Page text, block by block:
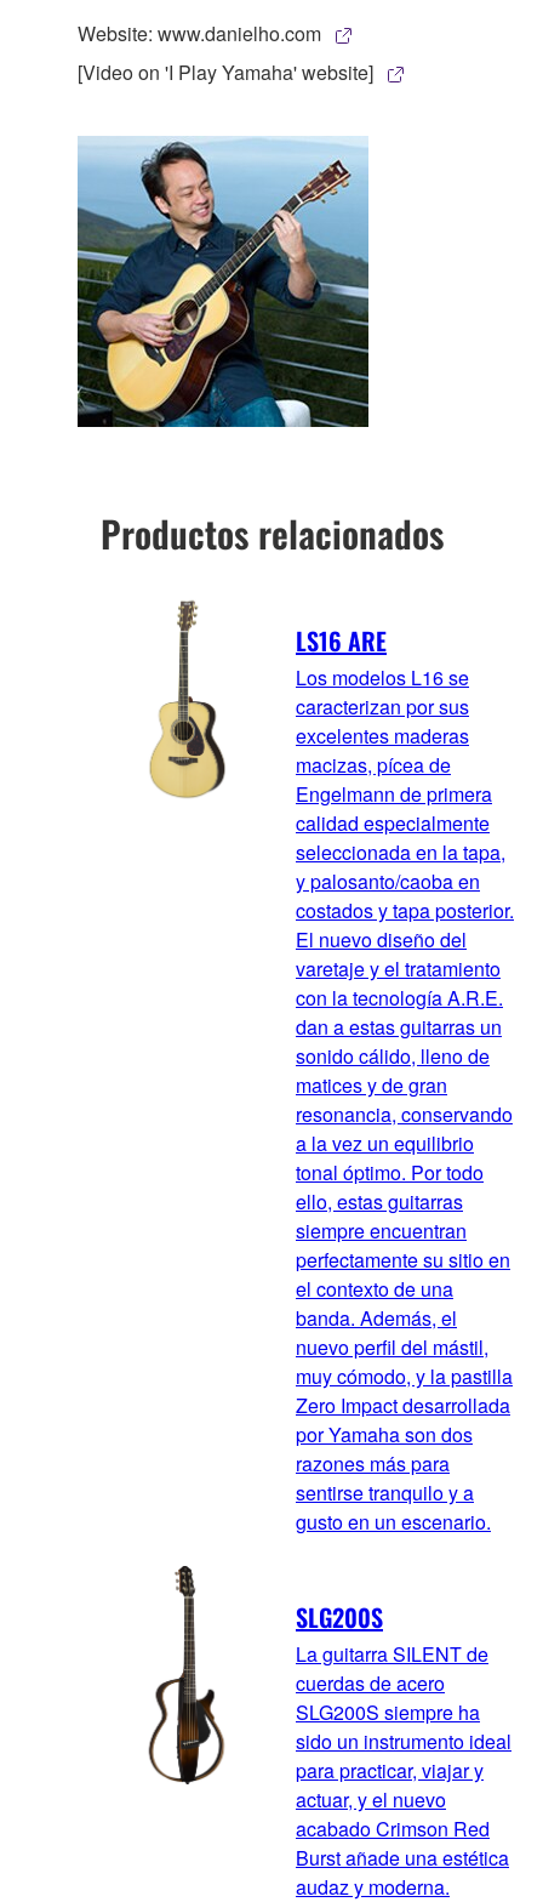
Website: www.danielho.com
[Video on 'I Play Yamaha' website]
Productos relacionados
LS16 ARE
Los modelos L16 se
caracterizan por sus
excelentes maderas
macizas, pícea de
Engelmann de primera
calidad especialmente
seleccionada en la tapa,
y palosanto/caoba en
costados y tapa posterior.
El nuevo diseño del
varetaje y el tratamiento
con la tecnología A.R.E.
dan a estas guitarras un
sonido cálido, lleno de
matices y de gran
resonancia, conservando
a la vez un equilibrio
tonal óptimo. Por todo
ello, estas guitarras
siempre encuentran
perfectamente su sitio en
el contexto de una
banda. Además, el
nuevo perfil del mástil,
muy cómodo, y la pastilla
Zero Impact desarrollada
por Yamaha son dos
razones más para
sentirse tranquilo y a
gusto en un escenario.
SLG200S
La guitarra SILENT de
cuerdas de acero
SLG200S siempre ha
sido un instrumento ideal
para practicar, viajar y
actuar, y el nuevo
acabado Crimson Red
Burst añade una estética
audaz y moderna.